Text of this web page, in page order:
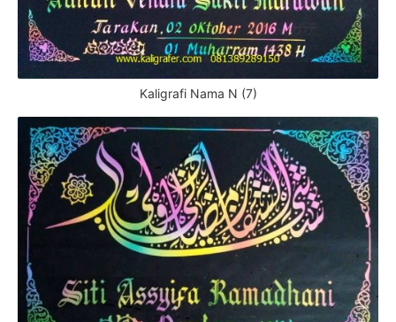
Kaligrafi Nama N (7)